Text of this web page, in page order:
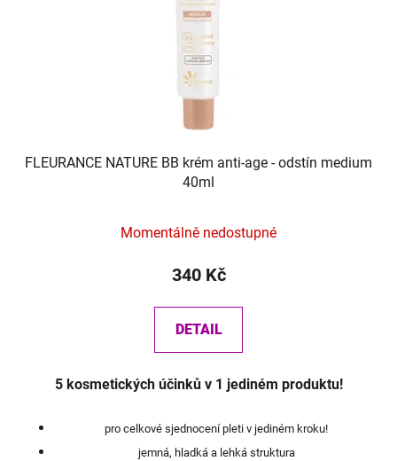
FLEURANCE NATURE BB krém anti-age - odstín medium
40ml
Momentálně nedostupné
340 Kč
DETAIL
5 kosmetických účinků v 1 jediném produktu!
pro celkové sjednocení pleti v jediném kroku!
jemná, hladká a lehká struktura